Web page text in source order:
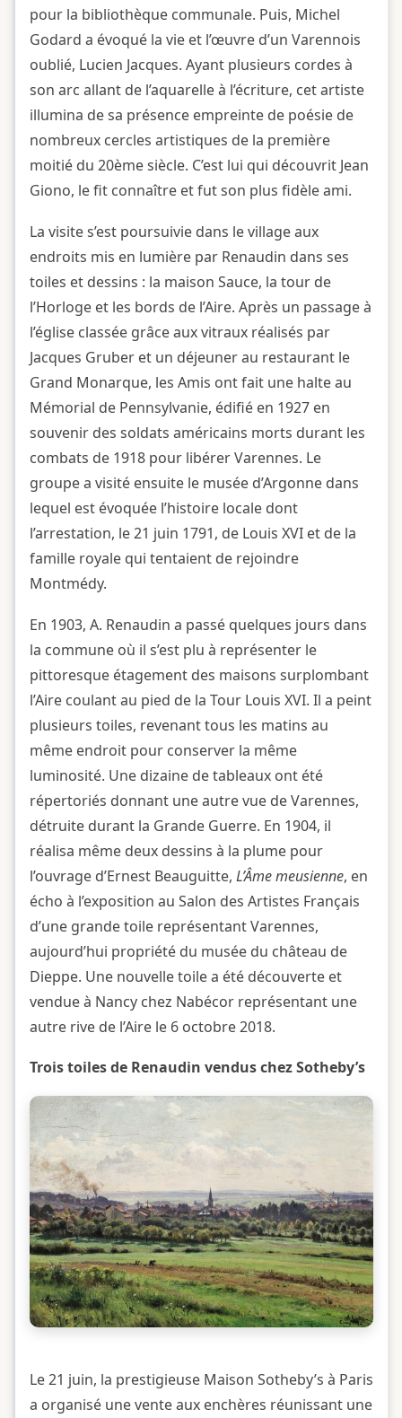
pour la bibliothèque communale. Puis, Michel
Godard a évoqué la vie et l’œuvre d’un Varennois
oublié, Lucien Jacques. Ayant plusieurs cordes à
son arc allant de l’aquarelle à l’écriture, cet artiste
illumina de sa présence empreinte de poésie de
nombreux cercles artistiques de la première
moitié du 20ème siècle. C’est lui qui découvrit Jean
Giono, le fit connaître et fut son plus fidèle ami.
La visite s’est poursuivie dans le village aux
endroits mis en lumière par Renaudin dans ses
toiles et dessins : la maison Sauce, la tour de
l’Horloge et les bords de l’Aire. Après un passage à
l’église classée grâce aux vitraux réalisés par
Jacques Gruber et un déjeuner au restaurant le
Grand Monarque, les Amis ont fait une halte au
Mémorial de Pennsylvanie, édifié en 1927 en
souvenir des soldats américains morts durant les
combats de 1918 pour libérer Varennes. Le
groupe a visité ensuite le musée d’Argonne dans
lequel est évoquée l’histoire locale dont
l’arrestation, le 21 juin 1791, de Louis XVI et de la
famille royale qui tentaient de rejoindre
Montmédy.
En 1903, A. Renaudin a passé quelques jours dans
la commune où il s’est plu à représenter le
pittoresque étagement des maisons surplombant
l’Aire coulant au pied de la Tour Louis XVI. Il a peint
plusieurs toiles, revenant tous les matins au
même endroit pour conserver la même
luminosité. Une dizaine de tableaux ont été
répertoriés donnant une autre vue de Varennes,
détruite durant la Grande Guerre. En 1904, il
réalisa même deux dessins à la plume pour
l’ouvrage d’Ernest Beauguitte, L’Âme meusienne, en
écho à l’exposition au Salon des Artistes Français
d’une grande toile représentant Varennes,
aujourd’hui propriété du musée du château de
Dieppe. Une nouvelle toile a été découverte et
vendue à Nancy chez Nabécor représentant une
autre rive de l’Aire le 6 octobre 2018.
Trois toiles de Renaudin vendus chez Sotheby’s
Le 21 juin, la prestigieuse Maison Sotheby’s à Paris
a organisé une vente aux enchères réunissant une